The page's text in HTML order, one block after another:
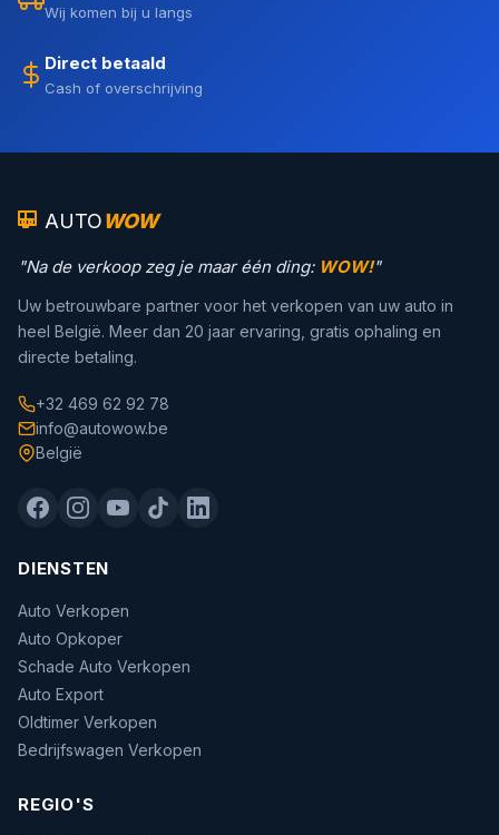
Wij komen bij u langs
Direct betaald
Cash of overschrijving
AUTOWOW
"Na de verkoop zeg je maar één ding: WOW!"
Uw betrouwbare partner voor het verkopen van uw auto in
heel België. Meer dan 20 jaar ervaring, gratis ophaling en
directe betaling.
+32 469 62 92 78
info@autowow.be
België
DIENSTEN
Auto Verkopen
Auto Opkoper
Schade Auto Verkopen
Auto Export
Oldtimer Verkopen
Bedrijfswagen Verkopen
REGIO'S